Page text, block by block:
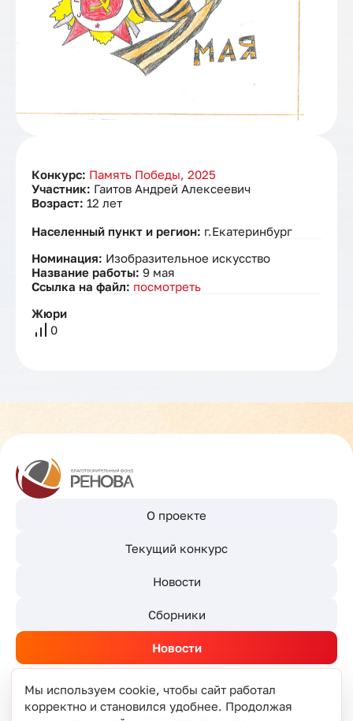
Конкурс: Память Победы, 2025
Участник: Гаитов Андрей Алексеевич
Возраст: 12 лет
Населенный пункт и регион: г.Екатеринбург
Номинация: Изобразительное искусство
Название работы: 9 мая
Ссылка на файл: посмотреть
Жюри
0
О проекте
Текущий конкурс
Новости
Сборники
Новости
Мы используем cookie, чтобы сайт работал
корректно и становился удобнее. Продолжая